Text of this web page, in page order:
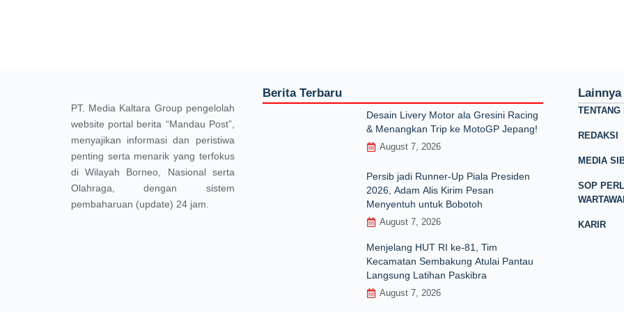
PT. Media Kaltara Group pengelolah
website portal berita “Mandau Post”,
menyajikan informasi dan peristiwa
penting serta menarik yang terfokus
di Wilayah Borneo, Nasional serta
Olahraga, dengan sistem
pembaharuan (update) 24 jam.
Berita Terbaru
Desain Livery Motor ala Gresini Racing
& Menangkan Trip ke MotoGP Jepang!
August 7, 2026
Persib jadi Runner-Up Piala Presiden
2026, Adam Alis Kirim Pesan
Menyentuh untuk Bobotoh
August 7, 2026
Menjelang HUT RI ke‑81, Tim
Kecamatan Sembakung Atulai Pantau
Langsung Latihan Paskibra
August 7, 2026
Lainnya
TENTANG
REDAKSI
MEDIA
SOP
KARIR